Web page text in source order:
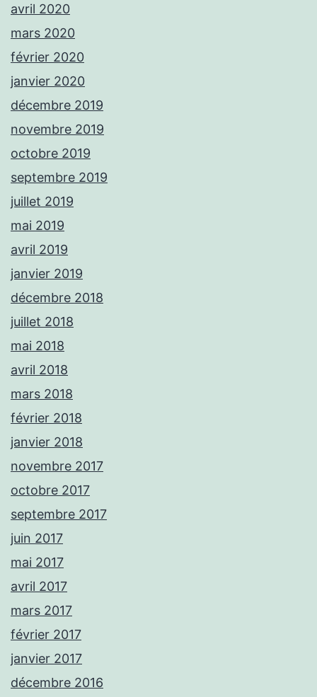
avril 2020
mars 2020
février 2020
janvier 2020
décembre 2019
novembre 2019
octobre 2019
septembre 2019
juillet 2019
mai 2019
avril 2019
janvier 2019
décembre 2018
juillet 2018
mai 2018
avril 2018
mars 2018
février 2018
janvier 2018
novembre 2017
octobre 2017
septembre 2017
juin 2017
mai 2017
avril 2017
mars 2017
février 2017
janvier 2017
décembre 2016